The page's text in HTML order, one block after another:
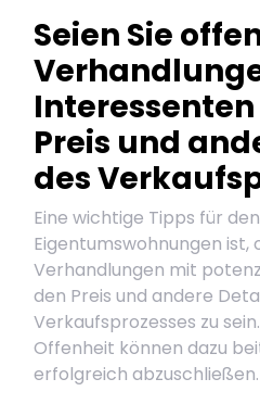
Seien Sie
Preis und
des
Eine wichtige Tipps für
Eigentumswohnungen ist,
Verhandlungen mit
den Preis und andere
Verkaufsprozesses zu
Offenheit können dazu
erfolgreich abzuschließen.